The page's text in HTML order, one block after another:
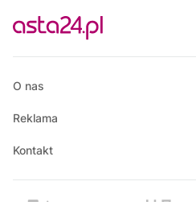
O nas
Reklama
Kontakt